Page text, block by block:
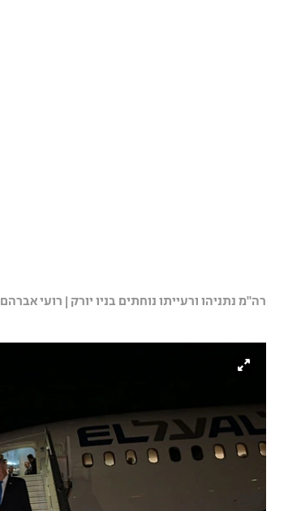
רה"מ נתניהו ורעייתו נוחתים בניו יורק | רועי